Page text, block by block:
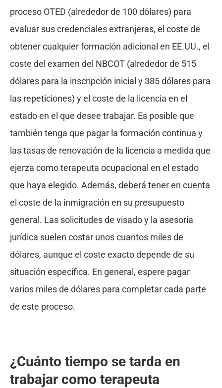
proceso OTED (alrededor de 100 dólares) para
evaluar sus credenciales extranjeras, el coste de
obtener cualquier formación adicional en EE.UU., el
coste del examen del NBCOT (alrededor de 515
dólares para la inscripción inicial y 385 dólares para
las repeticiones) y el coste de la licencia en el
estado en el que desee trabajar. Es posible que
también tenga que pagar la formación continua y
las tasas de renovación de la licencia a medida que
ejerza como terapeuta ocupacional en el estado
que haya elegido. Además, deberá tener en cuenta
el coste de la inmigración en su presupuesto
general. Las solicitudes de visado y la asesoría
jurídica suelen costar unos cuantos miles de
dólares, aunque el coste exacto depende de su
situación específica. En general, espere pagar
varios miles de dólares para completar cada parte
de este proceso.
¿Cuánto tiempo se tarda en
trabajar como terapeuta